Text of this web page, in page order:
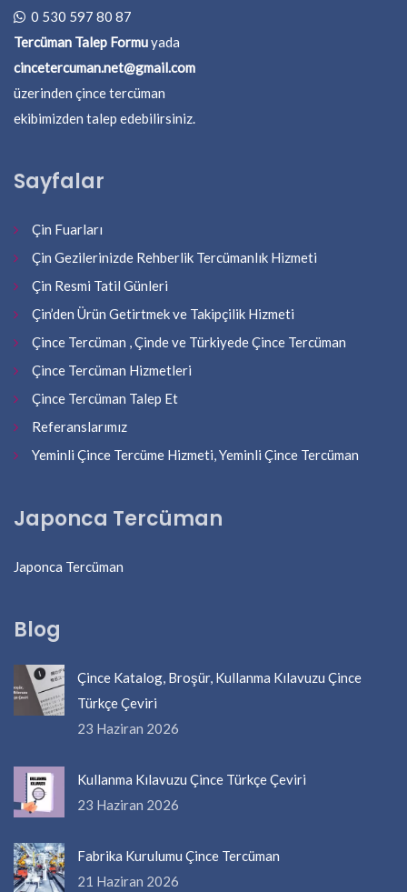
0 530 597 80 87
Tercüman Talep Formuyada
cincetercuman.net@gmail.com
üzerinden çince tercüman
ekibimizden talep edebilirsiniz.
Sayfalar
Çin Fuarları
Çin Gezilerinizde Rehberlik Tercümanlık Hizmeti
Çin Resmi Tatil Günleri
Çin’den Ürün Getirtmek ve Takipçilik Hizmeti
Çince Tercüman , Çinde ve Türkiyede Çince Tercüman
Çince Tercüman Hizmetleri
Çince Tercüman Talep Et
Referanslarımız
Yeminli Çince Tercüme Hizmeti, Yeminli Çince Tercüman
Japonca Tercüman
Japonca Tercüman
Blog
Çince Katalog, Broşür, Kullanma Kılavuzu Çince
Türkçe Çeviri
23 Haziran 2026
Kullanma Kılavuzu Çince Türkçe Çeviri
23 Haziran 2026
Fabrika Kurulumu Çince Tercüman
21 Haziran 2026